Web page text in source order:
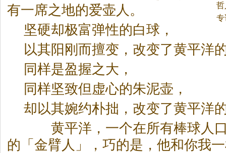
有一席之地的爱壶人。
坚硬却极富弹性的白球，
以其阳刚而擅变，改变了黄平洋
同样是盈握之大，
同样坚致但虚心的朱泥壶，
却以其婉约朴拙，改变了黄平洋
黄平洋，一个在所有棒球人口
的「金臂人」，巧的是，他和你我